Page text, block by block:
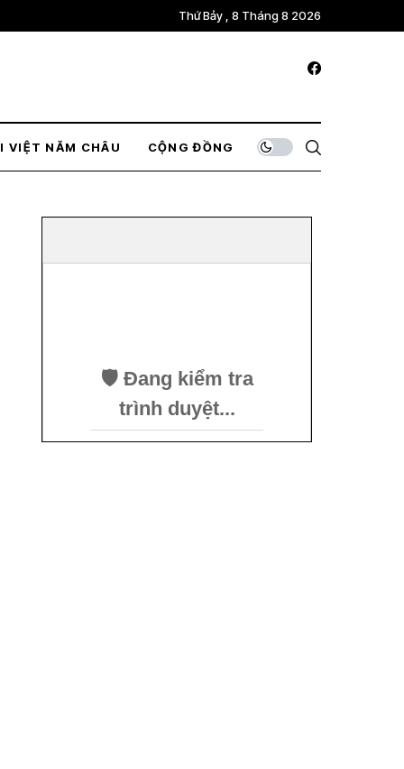
Thứ Bảy , 8 Tháng 8 2026
VIỆT NĂM CHÂU CỘNG ĐỒNG